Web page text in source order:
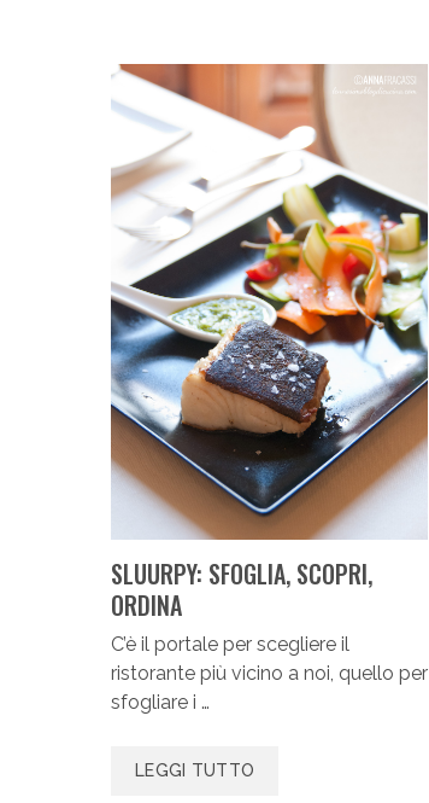
SLUURPY: SFOGLIA, SCOPRI,
ORDINA
C’è il portale per scegliere il
ristorante più vicino a noi, quello per
sfogliare i …
LEGGI TUTTO